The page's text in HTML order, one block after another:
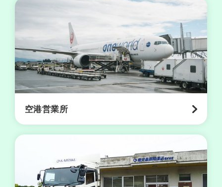
際
コ
ン
テ
タ
ー
ミ
ナ
空港営業所